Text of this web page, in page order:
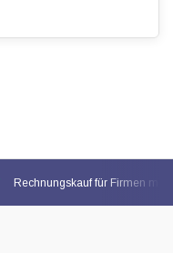
Rechnungskauf für Firmen